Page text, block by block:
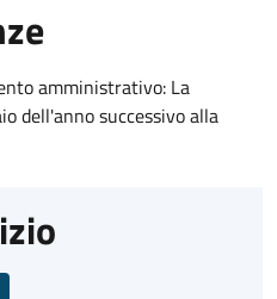
amministrativo: La
dell'anno successivo alla